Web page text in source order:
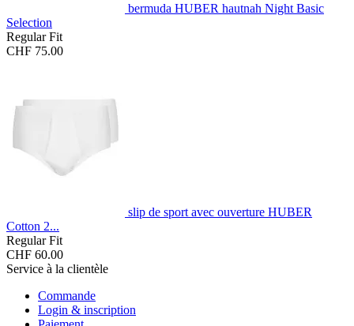
bermuda HUBER hautnah Night Basic
Selection
Regular Fit
CHF 75.00
slip de sport avec ouverture HUBER
Cotton 2...
Regular Fit
CHF 60.00
Service à la clientèle
Commande
Login & inscription